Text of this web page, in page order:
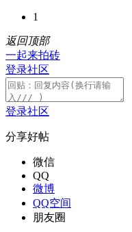
1
返回顶部
一起来拍砖
登录社区
登录社区
分享好帖
微信
QQ
微博
QQ空间
朋友圈